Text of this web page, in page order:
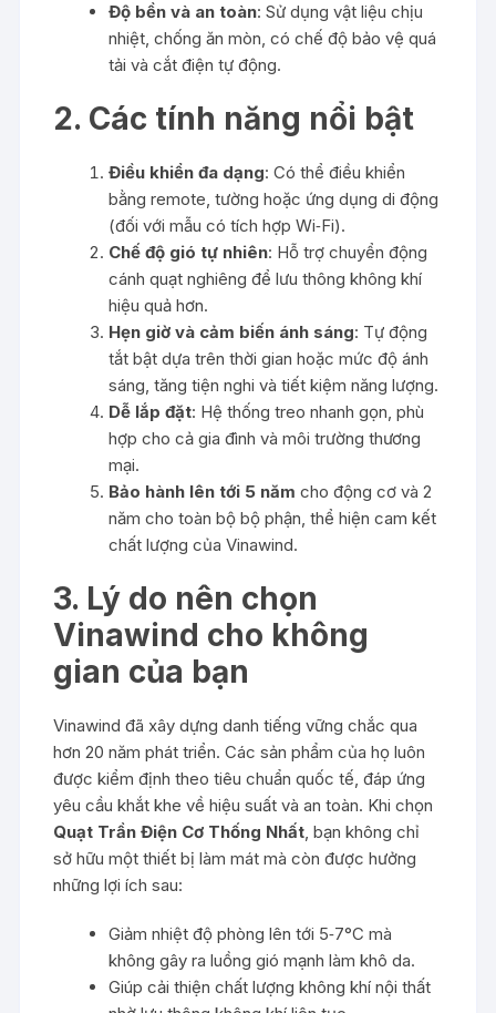
Độ bền và an toàn: Sử dụng vật liệu chịu
nhiệt, chống ăn mòn, có chế độ bảo vệ quá
tải và cắt điện tự động.
2. Các tính năng nổi bật
Điều khiển đa dạng: Có thể điều khiển
bằng remote, tường hoặc ứng dụng di động
(đối với mẫu có tích hợp Wi‑Fi).
Chế độ gió tự nhiên: Hỗ trợ chuyển động
cánh quạt nghiêng để lưu thông không khí
hiệu quả hơn.
Hẹn giờ và cảm biến ánh sáng: Tự động
tắt bật dựa trên thời gian hoặc mức độ ánh
sáng, tăng tiện nghi và tiết kiệm năng lượng.
Dễ lắp đặt: Hệ thống treo nhanh gọn, phù
hợp cho cả gia đình và môi trường thương
mại.
Bảo hành lên tới 5 năm cho động cơ và 2
năm cho toàn bộ bộ phận, thể hiện cam kết
chất lượng của Vinawind.
3. Lý do nên chọn
Vinawind cho không
gian của bạn
Vinawind đã xây dựng danh tiếng vững chắc qua
hơn 20 năm phát triển. Các sản phẩm của họ luôn
được kiểm định theo tiêu chuẩn quốc tế, đáp ứng
yêu cầu khắt khe về hiệu suất và an toàn. Khi chọn
Quạt Trần Điện Cơ Thống Nhất, bạn không chỉ
sở hữu một thiết bị làm mát mà còn được hưởng
những lợi ích sau:
Giảm nhiệt độ phòng lên tới 5‑7°C mà
không gây ra luồng gió mạnh làm khô da.
Giúp cải thiện chất lượng không khí nội thất